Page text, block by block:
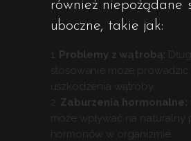
również niepożądane
uboczne, takie jak:
Problemy z wątrobą:
stosowanie może prowadzić
uszkodzenia wątroby.
Zaburzenia hormonalne:
może wpływać na naturalny
hormonów w organizmie.